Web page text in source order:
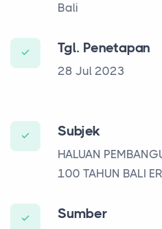
Bali
Tgl. Penetapan
28 Jul 2023
Subjek
HALUAN
100 TAHUN BALI
Sumber